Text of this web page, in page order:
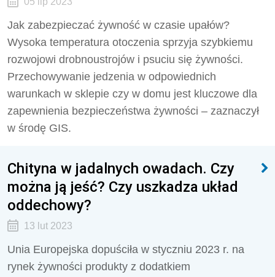
Jak zabezpieczać żywność w czasie upałów?
Wysoka temperatura otoczenia sprzyja szybkiemu
rozwojowi drobnoustrojów i psuciu się żywności.
Przechowywanie jedzenia w odpowiednich
warunkach w sklepie czy w domu jest kluczowe dla
zapewnienia bezpieczeństwa żywności – zaznaczył
w środę GIS.
Chityna w jadalnych owadach. Czy
można ją jeść? Czy uszkadza układ
oddechowy?
13 lut 2023
Unia Europejska dopuściła w styczniu 2023 r. na
rynek żywności produkty z dodatkiem